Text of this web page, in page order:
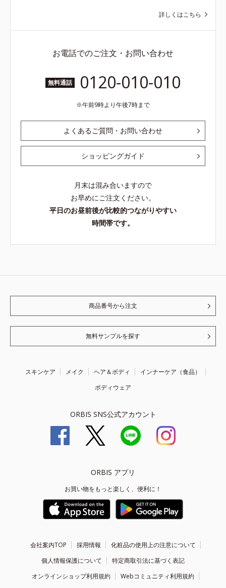
詳しくはこちら
お電話でのご注文・お問い合わせ
無料通話 0120-010-010
午前9時より午後7時まで
よくあるご質問・お問い合わせ
ショッピングガイド
月末は混み合いますので
お早めにご注文ください。
平日のお昼前後が比較的つながりやすい
時間帯です。
商品番号から注文
無料サンプルを探す
スキンケア メイク ヘア＆ボディ
インナーケア（食品）
ボディウェア
ORBIS SNS公式アカウント
ORBIS アプリ
お買い物をもっと楽しく、便利に！
会社案内TOP 採用情報
化粧品の使用上の注意について
個人情報保護について
特定商取引法に基づく表記
オンラインショップ利用規約
Webコミュニティ利用規約